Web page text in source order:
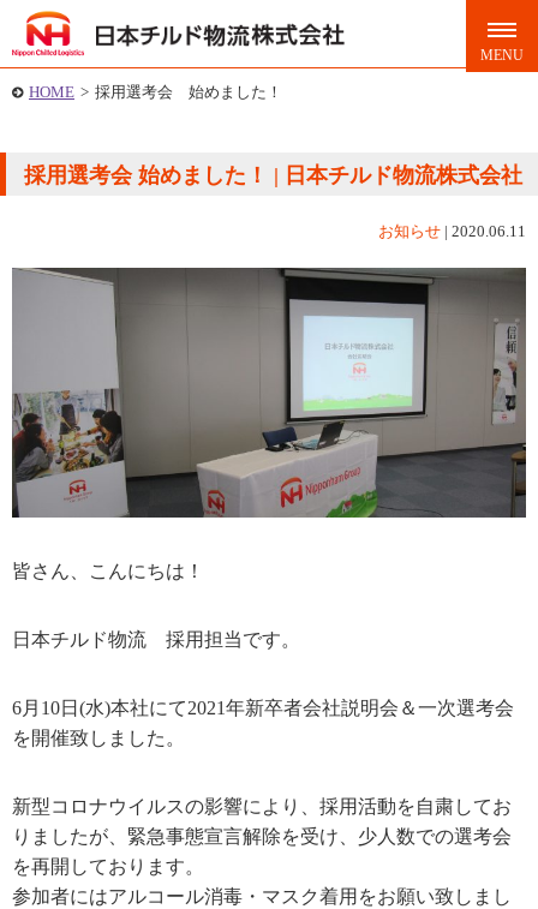
HOME > 採用選考会 始めました！
採用選考会 始めました！ | 日本チルド物流株式会社
お知らせ | 2020.06.11
皆さん、こんにちは！
日本チルド物流 採用担当です。
6月10日(水)本社にて2021年新卒者会社説明会＆一次選考会
を開催致しました。
新型コロナウイルスの影響により、採用活動を自粛してお
りましたが、緊急事態宣言解除を受け、少人数での選考会
を再開しております。
参加者にはアルコール消毒・マスク着用をお願い致しまし